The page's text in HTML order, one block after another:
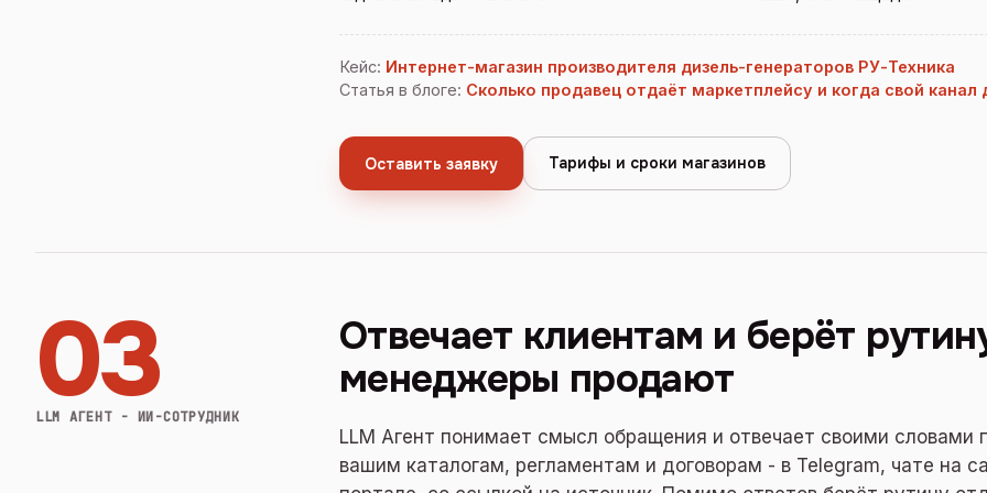
Кейс: Интернет-магазин производителя дизель-генераторов РУ-Техника
Статья в блоге: Сколько продавец отдаёт маркетплейсу и когда свой канал
Оставить заявку Тарифы и сроки магазинов
03
LLM АГЕНТ - ИИ-СОТРУДНИК
Отвечает клиентам и берёт
менеджеры продают
LLM Агент понимает смысл обращения и отвечает своими словами
вашим каталогам, регламентам и договорам - в Telegram, чате на